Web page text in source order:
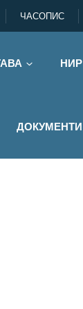
ЧАСОПИС
НИР
ДОКУМЕНТИ